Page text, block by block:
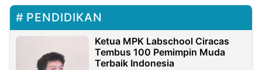
PENDIDIKAN
Ketua MPK Labschool Ciracas
Tembus 100 Pemimpin Muda
Terbaik Indonesia